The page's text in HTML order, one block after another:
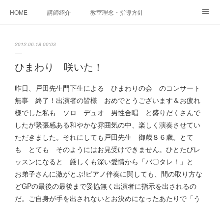
HOME 講師紹介 教室理念・指導方針
ご相談・体験レッスンお申し込み
アクセス 演奏スケジュール
2012.06.18 00:03
ひまわり 咲いた！
昨日、戸田先生門下生による ひまわりの会 のコンサート
無事 終了！出演者の皆様 おめでとうございます＆お疲れ
様でした私も ソロ デュオ 男性合唱 と盛りだくさんで
したが緊張感ある和やかな雰囲気の中、楽しく演奏させてい
ただきました。それにしても戸田先生 御歳８６歳。とて
も とても そのようにはお見受けできません。ひとたびレ
ッスンになると 厳しくも深い愛情から「バ〇タレ！」と
お弟子さんに激がとぶ!ピアノ伴奏に関しても、間の取り方な
どGPの最後の最後まで妥協無く出演者に指示を出されるの
だ。ご自身が手を出されないとお決めになったあたりで「う